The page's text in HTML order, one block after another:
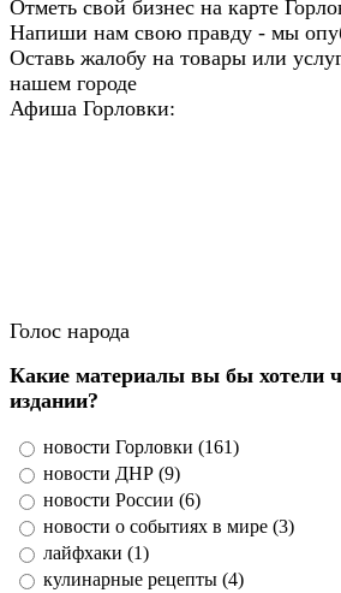
Отметь свой бизнес на карте
Напиши нам свою правду - мы
Оставь жалобу на товары или
нашем городе
Афиша Горловки:
Голос народа
Какие материалы вы бы хотели
издании?
новости Горловки (161)
новости ДНР (9)
новости России (6)
новости о событиях в мире (3)
лайфхаки (1)
кулинарные рецепты (4)